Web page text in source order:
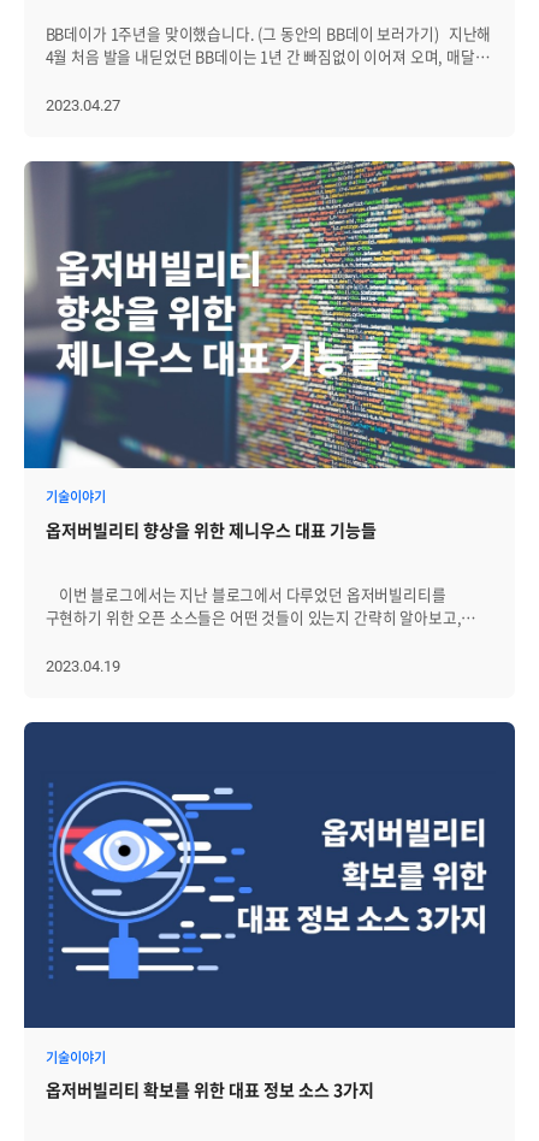
가족별로 모여 브레인즈에서 제공한 한우 불고기를 먹으며 오붓한
시간을 보냈습니다. 이후 각자 숙소에서 자유시간을 갖고, 다음날
이번 행사에 참석한 브레인저들이 마음 따뜻해지는 이야기를
행사에 참석하고 있습니다. 준비해주신 도우미분들께 감사드리고, 좋은
행사 계속 됐으면 해요." "동료들의 가족들을 보니, 무엇인가 알 수 없는
생각했는데 저와 협업하는 분이 누군가의 아버지이고 어머니라는 것을
느끼며, 더 많이 배려해야 겠다는 생각을 했습니다." "코로나로 잠정
중지됐다 오랜만에 다시 열려서 기뻐요. 1박 2일 동안 가족들이
행복해하는 모습을 보며 저도 행복했어요. 맛있는 음식과 깔끔한 숙소
그리고 멋지게 행사 준비한 도우미들이 있어 더욱 즐거운 시간을 보낼 수
있었어요."
작성했습니다. 코딩 테스트 코딩 테스트 안내는 굉장히 빠르게
이뤄졌습니다. 서류 지원 이틀 후에 채용 담당자분이 전화와 메일로
테스트 방법과 시간에 대해 자세한 안내를 해 주셨습니다. 코딩 테스트는
방식으로 진행됐습니다. 총 50분의 시간이 주어졌으며 SQL, Java,
했습니다. 50분에 10문제를 풀어야 하는 만큼 오래 고민해야 하는
문제가 아닌 기본적인 개념을 잘 이해하고 있는지 확인하는
문제들이었습니다. 따라서 평소에 기본기를 잘 다져 놓으시거나
짧게라도 코딩 테스트를 준비해 보셨다면 큰 어려움 없이 문제를
해결하실 수 있을 것으로 생각됩니다. 추가로 브레인즈컴퍼니의
코딩테스트를 푸는 방법에 대한 팁을 좀 더 드리자면, 시간이 짧기
때문에 자신있는 문제들을 먼저 풀어 점수를 확보하고, 잘 모르는
문제들은 나중에 도전해 보면서 부분 점수를 확보하는 방법을 추천해
드립니다. 면접 면접에 대한 안내 역시 빠르게 이뤄졌습니다. 코딩
테스트 후 바로 다음 날 채용 담당자분이 연락을 주셨고 면접 날짜와
시간을 조율해 3일 후 면접을 보게 됐습니다. 면접까지 남은 시간
동안에는 지금까지 공부했던 내용들을 다시 정리하고, 회사 사이트에
들어가 회사가 무슨 일을 하고 어떠한 가치관을 중요하게 여기는지
파악하며 면접을 준비했습니다. 면접은 회사에서 오프라인으로 1시간
면접관으로 들어오셨습니다. 기억나는 질문을 정리해 보자면,
∙ 자기소개 ∙ 앞서 본 코딩 테스트에 대한 질문 ∙ 지원서 기반의 질문
∙ 기본 CS 지식에 대한 질문 ∙ 인성 및 회사 문화에 관련된 질문이
주어진 문제를 어떻게 해결할 수 있는지 물어보고 있었기 때문에 문제
해결 방법과 이유를 잘 전달하기 위해 노력했습니다. 물론 모든 질문들에
경우 아는 만큼 대답하되 모르는 것을 아는 척하지 않으려 노력했습니다.
따라서 면접을 보게 되시는 분들이 기본적인 CS 지식을 열심히
결과를 얻으실 수 있을 것으로 생각됩니다. 합격 안내와 프리 보딩
합격 안내까지도 빠르게 이뤄졌습니다. 면접 당일 오후 5시 정도에 전화
연락과 오퍼 레터를 메일로 받았습니다. 이후 저 또한 입사를 결정해 첫
출근 날짜를 정하고 입사 수락 메일을 보냈습니다. 첫 출근까지 9일
정도의 여유 시간이 있었기에 가족들과 시간을 보내는 등 충분한 휴식을
취하면서 입사 준비를 했습니다. 프리 보딩의 경우, 브레인즈의
인사 담당자가 보낸 안내 메일에 따라 첫 출근 전까지 필요한 서류들을
준비하고, 프로필 사진 및 자기소개를 메일로 보내는 형태로
진행됐습니다. 인사 담당자가 안내도 상세히 해 주셨고, 준비해야 할
것들도 간단했기에 큰 어려움 없이 필요한 것들 모두 첫 출근까지 준비할
브레인즈컴퍼니에서 근무한지 어느덧 3개월이 지나, 수습 기간을 잘
마무리하고 정직원이 됐습니다. 첫 출근부터 지금까지 과제와 실제
프로세스를 파악하는 시간을 가졌습니다. 실수도 많고 부족한 점도
BB데이가 1주년을 맞이했습니다. (그 동안의 BB데이 보러가기) 지난해
4월 처음 발을 내딛었던 BB데이는 1년 간 빠짐없이 이어져 오며, 매달
소개하기도 하고, 다른 층에 근무해 평소 이야기 나눌 기회가 없는 팀과
했고, 업무적으로도 도움을 받을 수 있었습니다. 이번 4월
BB데이에서도 어김없이 신규 직원들이 참석해, 타 부서의 브레인저와
교류하며 함께 1주년을 축하하는 시간을 가졌습니다. BB데이하면
빠질 수 없는 술과 음식! 항상 인기 많은 치킨, 처음 시켜보는 마라샹궈와
궁합이 좋은 고량주, 그리고 1주년을 축하하기 위해 성수 맛집
오복떡집에서 공수해 온 떡까지 알차게 준비해 봤어요. 1년 간
BB데이를 운영해 온 담당자가 촛불을 불고, 브레인저들이 박수로
답례해줬습니다. 이후 1주년 맞이 특별 행운권 뽑기 시간을
가졌습니다. 앞에서 아무도 행운을 가져가지 못하고, 마지막으로
인프라웹팀만이 남은 상태! 인프라웹팀은 뽑기 전 당첨자가 팀에 커피를
쏘기로 해, 행운이 벌칙으로 바뀌는 상황이 벌어졌습니다. 당첨자는
도영님과 예지님이었는데요. 이후에 동료들과 회사 앞 스타벅스에
모여있는 걸 목격했습니다. 이번달에도 서로 웃고 즐기며 한 달을
기분좋게 마무리할 수 있었어요. BB데이는 앞으로도 쭈~~~~~~욱
계속됩니다!
2023.04.27
기술이야기
옵저버빌리티 향상을 위한 제니우스 대표 기능들
이번 블로그에서는 지난 블로그에서 다루었던 옵저버빌리티를
구현하기 위한 오픈 소스들은 어떤 것들이 있는지 간략히 알아보고,
제품들을 제공하고 있는 지 살펴보겠습니다. 옵저버빌리티 구현을 위해
통합될 수 있습니다. 또한 이메일, Slack 및 PagerDuty와 같은 다양한
채널을 통해 알림을 보낼 수 있습니다. l OpenTelemetry: 에이전트
추가 없이 원격으로 클라우드 기반의 애플리케이션이나 인프라에서
측정한 데이터, 트레이스와 로그를 백엔드에 전달하는 기술을
제공합니다. Java, Go, Python 및 .NET을 포함한 다양한 언어를
지원하며 추적 및 로그에 대한 통합 API를 제공합니다. l Jaeger: 분산
서비스 환경에서는 한번의 요청으로 서로 다른 마이크로서비스가
실행될 수 있습니다. Jaeger는 서비스 간 트랜잭션을 추적하는 기능을
가지고 있는 오픈 소스 소프트웨어입니다. 이 기능을 통해 애플리케이션
속도를 저해하는 병목지점을 찾을 수 있으며 동작에 문제가 있는
시계열 메트릭 데이터를 시각화 하는데 필요한 도구를 제공하는
툴킷입니다. 다양한 DB를 연결하여 데이터를 가져와 시각화 할 수
이상일 때 알람 기능을 제공하며 다양한 플러그인으로 기능확장이
2023.04.19
기술이야기
옵저버빌리티 확보를 위한 대표 정보 소스 3가지